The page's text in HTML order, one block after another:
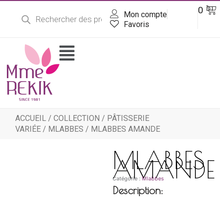
Recherche
produits
Mon compte
Favoris
0 DT
Flyout
Menu
ACCUEIL /COLLECTION / PÂTISSERIE
VARIÉE / MLABBES / MLABBES AMANDE
MLABBES
AMANDE
Catégorie : Mlabbes
Description: